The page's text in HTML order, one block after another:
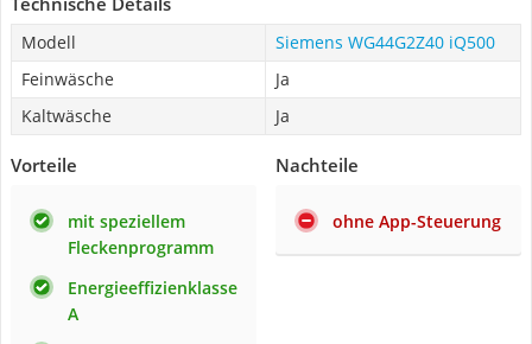
Modell
Siemens WG44G2Z40 iQ500
Feinwäsche
Ja
Kaltwäsche
Ja
Vorteile
mit speziellem
Fleckenprogramm
Energieeffizienklasse
A
Nachteile
ohne App-Steuerung